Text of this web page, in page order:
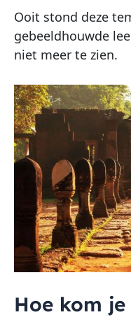
Ooit stond deze
gebeeldhouwde
niet meer te zien.
Hoe kom je